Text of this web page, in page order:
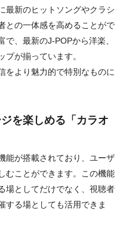
最新のヒットソングやクラシ
との一体感を高めることがで
、最新のJ-POPから洋楽、
が揃っています。
をより魅力的で特別なものに
を楽しめる「カラオ
能が搭載されており、ユーザ
むことができます。この機能
場としてだけでなく、視聴者
する場としても活用できま